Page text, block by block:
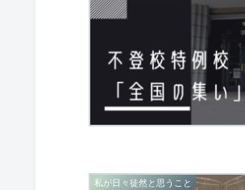
私が日々徒然と思うこと